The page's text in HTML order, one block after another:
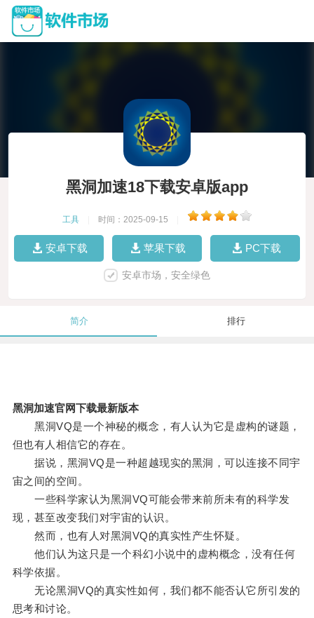
黑洞加速18下载安卓版app
工具 时间：2025-09-15
安卓下载 苹果下载 PC下载
安卓市场，安全绿色
简介 排行
黑洞加速官网下载最新版本
黑洞VQ是一个神秘的概念，有人认为它是虚构的谜题，
但也有人相信它的存在。
据说，黑洞VQ是一种超越现实的黑洞，可以连接不同宇
宙之间的空间。
一些科学家认为黑洞VQ可能会带来前所未有的科学发
现，甚至改变我们对宇宙的认识。
然而，也有人对黑洞VQ的真实性产生怀疑。
他们认为这只是一个科幻小说中的虚构概念，没有任何
科学依据。
无论黑洞VQ的真实性如何，我们都不能否认它所引发的
思考和讨论。